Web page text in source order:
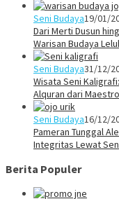
Seni Budaya19/01/
Dari Merti Dusun
Warisan Budaya
Seni Budaya31/12/
Wisata Seni
Alquran dari
Seni Budaya16/12/
Pameran Tunggal
Integritas Lewat
Berita Populer